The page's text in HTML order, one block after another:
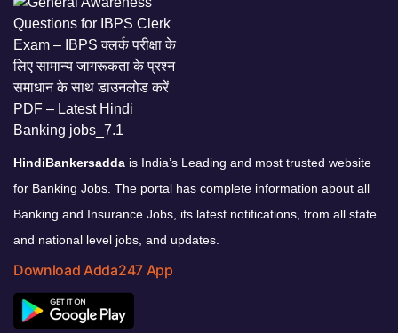
HindiBankersadda is India’s Leading and most trusted website
for Banking Jobs. The portal has complete information about all
Banking and Insurance Jobs, its latest notifications, from all state
and national level jobs, and updates.
Download Adda247 App